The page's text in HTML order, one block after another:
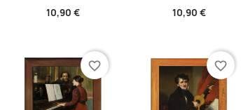
10,90 € 10,90 €
favorite_border favorite_border